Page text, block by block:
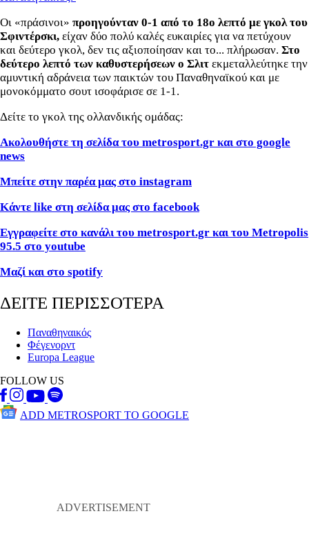
Οι «πράσινοι» προηγούνταν 0-1 από το 18ο λεπτό με γκολ του
Σφιντέρσκι, είχαν δύο πολύ καλές ευκαιρίες για να πετύχουν
και δεύτερο γκολ, δεν τις αξιοποίησαν και το... πλήρωσαν. Στο
δεύτερο λεπτό των καθυστερήσεων ο Σλιτ εκμεταλλεύτηκε την
αμυντική αδράνεια των παικτών του Παναθηναϊκού και με
μονοκόμματο σουτ ισοφάρισε σε 1-1.
Δείτε το γκολ της ολλανδικής ομάδας:
Ακολουθήστε τη σελίδα του metrosport.gr και στο google
news
Μπείτε στην παρέα μας στο instagram
Κάντε like στη σελίδα μας στο facebook
Εγγραφείτε στο κανάλι του metrosport.gr και του Metropolis
95.5 στο youtube
Μαζί και στο spotify
ΔΕΙΤΕ ΠΕΡΙΣΣΟΤΕΡΑ
Παναθηναικός
Φέγενορντ
Europa League
FOLLOW US
ADD METROSPORT TO GOOGLE